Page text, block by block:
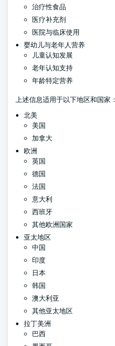
治疗性食品
医疗补充剂
医院与临床使用
婴幼儿与老年人营养
儿童认知发展
老年认知支持
年龄特定营养
上述信息适用于以下地区和国家：
北美
美国
加拿大
欧洲
英国
德国
法国
意大利
西班牙
其他欧洲国家
亚太地区
中国
印度
日本
韩国
澳大利亚
其他亚太地区
拉丁美洲
巴西